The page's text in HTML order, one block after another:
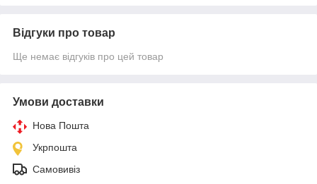
Відгуки про товар
Ще немає відгуків про цей товар
Умови доставки
Нова Пошта
Укрпошта
Самовивіз